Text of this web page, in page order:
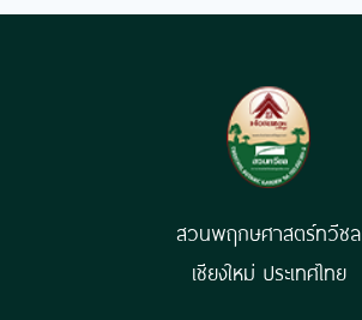
สวนพฤกษศาสตร์ทวีชล
เชียงใหม่ ประเทศไทย